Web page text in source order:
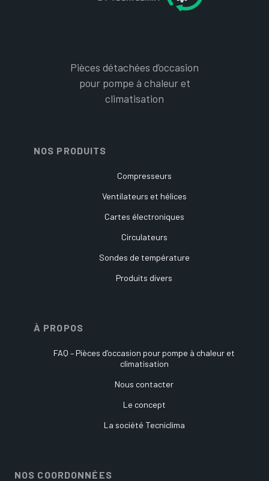
Pièces détachées d’occasion
pour pompe à chaleur et
climatisation
NOS PRODUITS
Compresseurs
Ventilateurs et hélices
Cartes électroniques
Circulateurs
Sondes de température
Produits divers
À PROPOS
FAQ – Pièces d’occasion pour pompe à chaleur et
climatisation
Nous contacter
Le concept
La société Tecniclima
NOS COORDONNÉES